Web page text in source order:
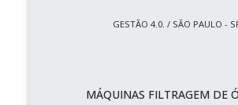
GESTÃO 4.0. / SÃO PAULO -
MÁQUINAS FILTRAGEM DE